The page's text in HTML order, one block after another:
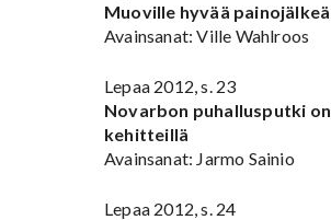
Muoville hyvää painojälkeä
Avainsanat: Ville Wahlroos
Lepaa 2012, s. 23
Novarbon puhallusputki on
kehitteillä
Avainsanat: Jarmo Sainio
Lepaa 2012, s. 24